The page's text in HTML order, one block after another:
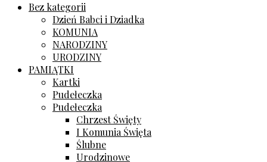
Bez kategorii
Dzień Babci i Dziadka
KOMUNIA
NARODZINY
URODZINY
PAMIĄTKI
Kartki
Pudełeczka
Pudełeczka
Chrzest Święty
I Komunia Święta
Ślubne
Urodzinowe